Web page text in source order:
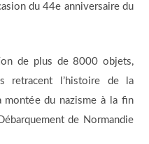
du 44e anniversaire du
de plus de 8000 objets,
retracent l’histoire de la
montée du nazisme à la fin
de Normandie